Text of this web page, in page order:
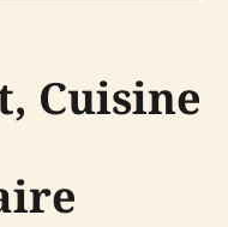
Cuisine